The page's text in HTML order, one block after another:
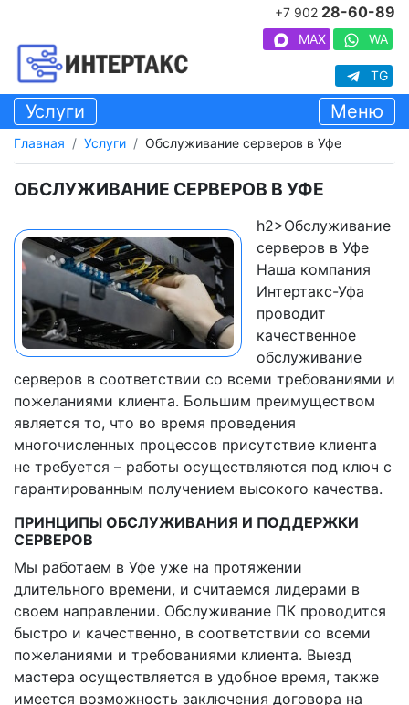
+7 902 28-60-89
MAX WA
TG
Услуги Меню
Главная Услуги Обслуживание серверов в Уфе
ОБСЛУЖИВАНИЕ СЕРВЕРОВ В УФЕ
h2>Обслуживание
серверов в Уфе
Наша компания
Интертакс-Уфа
проводит
качественное
обслуживание
серверов в соответствии со всеми требованиями и
пожеланиями клиента. Большим преимуществом
является то, что во время проведения
многочисленных процессов присутствие клиента
не требуется – работы осуществляются под ключ с
гарантированным получением высокого качества.
ПРИНЦИПЫ ОБСЛУЖИВАНИЯ И ПОДДЕРЖКИ
СЕРВЕРОВ
Мы работаем в Уфе уже на протяжении
длительного времени, и считаемся лидерами в
своем направлении. Обслуживание ПК проводится
быстро и качественно, в соответствии со всеми
пожеланиями и требованиями клиента. Выезд
мастера осуществляется в удобное время, также
имеется возможность заключения договора на